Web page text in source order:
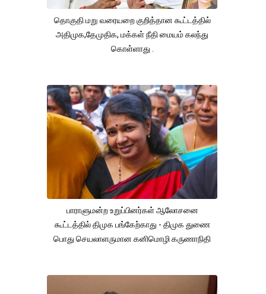
தொகுதி மறு வரையறை குறித்தான கூட்டத்தில்
அதிமுக,தேமுதிக, மக்கள் நீதி மையம் கலந்து
கொள்ளாது .
பாராளுமன்ற உறுப்பினர்கள் ஆலோசனை
கூட்டத்தில் திமுக பங்கேற்காது - திமுக துணை
பொது செயலாளருமான கனிமொழி கருணாநிதி